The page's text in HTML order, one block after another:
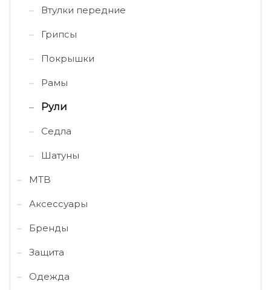
Втулки передние
Грипсы
Покрышки
Рамы
Рули
Седла
Шатуны
MTB
Аксессуары
Бренды
Защита
Одежда